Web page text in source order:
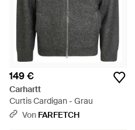
149 €
Carhartt
Curtis Cardigan - Grau
Von FARFETCH